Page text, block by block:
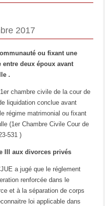
2017
ou fixant une
deux époux avant
.
chambre civile de la cour de
liquidation conclue avant
régime matrimonial ou fixant
(1er Chambre Civile Cour de
531 )
III aux divorces privés
a jugé que le réglement
renforcée dans le
et à la séparation de corps
loi applicable dans